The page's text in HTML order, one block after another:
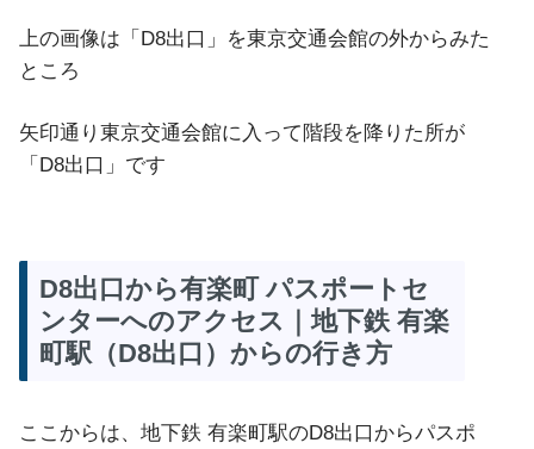
上の画像は「D8出口」を東京交通会館の外からみた
ところ
矢印通り東京交通会館に入って階段を降りた所が
「D8出口」です
D8出口から有楽町 パスポートセ
ンターへのアクセス｜地下鉄 有楽
町駅（D8出口）からの行き方
ここからは、地下鉄 有楽町駅のD8出口からパスポ